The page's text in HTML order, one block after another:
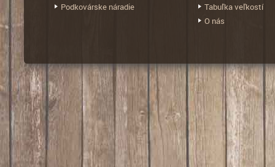
Podkovárske náradie
Tabuľka veľkostí
O nás